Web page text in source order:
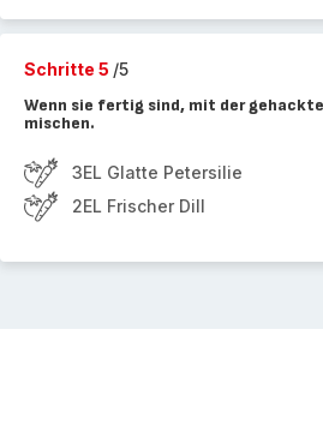
Schritte 5 /5
Wenn sie fertig sind, mit der
mischen.
3EL Glatte Petersilie
2EL Frischer Dill